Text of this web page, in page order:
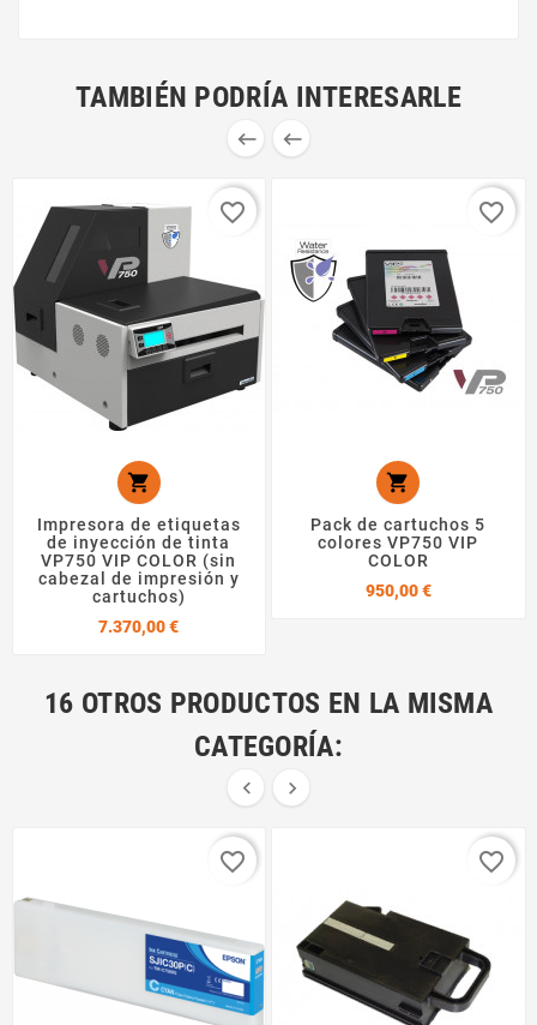
TAMBIÉN PODRÍA INTERESARLE
 

Impresora de etiquetas
de inyección de tinta
VP750 VIP COLOR (sin
cabezal de impresión y
cartuchos)
7.370,00 €Precio
favorite_border

Pack de cartuchos 5
colores VP750 VIP
COLOR
950,00 €Precio
favorite_border
16 OTROS PRODUCTOS EN LA MISMA
CATEGORÍA:
 
favorite_border favorite_border